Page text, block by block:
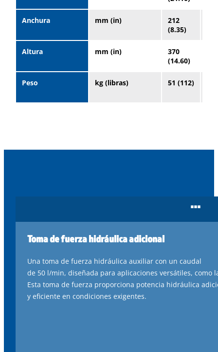
Anchura mm (in)
212
(8.35)
Altura mm (in)
370
(14.60)
Peso kg (libras) 51 (112)
...
Toma de fuerza hidráulica adicional
Una toma de fuerza hidráulica auxiliar con un caudal
de 50 l/min, diseñada para aplicaciones versátiles, como
Esta toma de fuerza proporciona potencia hidráulica
y eficiente en condiciones exigentes.